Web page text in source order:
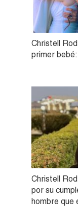
Christell
primer
Christell
por su
hombre que